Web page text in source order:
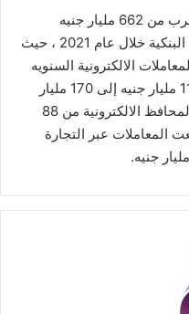
وأكد إيهاب نصر أنه قد تم تحصيل مايقرب من 662 مليار جنيه
كمتحصلات حكومية من خلال القنوات البنكية خلال عام 2021 ، حيث
الالكترونية السنويه
من خلال نقاط البيع الالكترونيه من 110 مليار جنيه إلى 170 مليار
جنيه، كما زادت التعاملات باستخدام المحافظ الالكترونية من 88
وارتفعت المعاملات عبر التجارة